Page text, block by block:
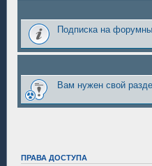
Подписка на
Вам нужен свой
ПРАВА ДОСТУПА